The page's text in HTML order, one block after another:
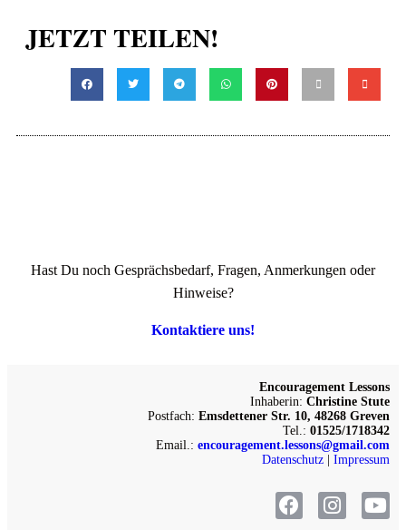
JETZT TEILEN!
Hast Du noch Gesprächsbedarf, Fragen, Anmerkungen oder
Hinweise?
Kontaktiere uns!
Encouragement Lessons
Inhaberin: Christine Stute
Postfach: Emsdettener Str. 10, 48268 Greven
Tel.: 01525/1718342
Email.: encouragement.lessons@gmail.com
Datenschutz | Impressum